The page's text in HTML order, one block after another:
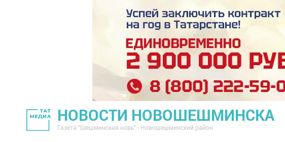
НОВОСТИ НОВОШЕШМИНСКА
Газета "Шешминская новь" - Новошешминский район